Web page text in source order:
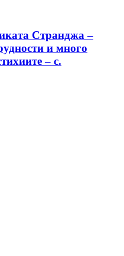
Странджа –
и много
– с.